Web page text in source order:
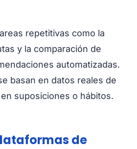
repetitivas como la
y la comparación de
automatizadas.
basan en datos reales de
suposiciones o hábitos.
de